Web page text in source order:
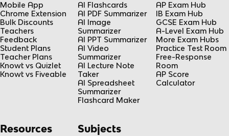
Mobile App
Chrome Extension
Bulk Discounts
Teachers
Feedback
Student Plans
Teacher Plans
Knowt vs Quizlet
Knowt vs Fiveable
AI Flashcards
AI PDF Summarizer
AI Image
Summarizer
AI PPT Summarizer
AI Video
Summarizer
AI Lecture Note
Taker
AI Spreadsheet
Summarizer
Flashcard Maker
AP Exam Hub
IB Exam Hub
GCSE Exam Hub
A-Level Exam Hub
More Exam Hubs
Practice Test Room
Free-Response
Room
AP Score
Calculator
Resources Subjects